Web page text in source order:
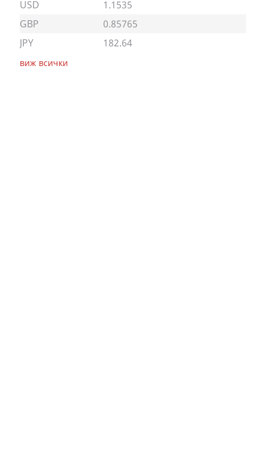
USD
1.1535
GBP
0.85765
JPY
182.64
виж всички